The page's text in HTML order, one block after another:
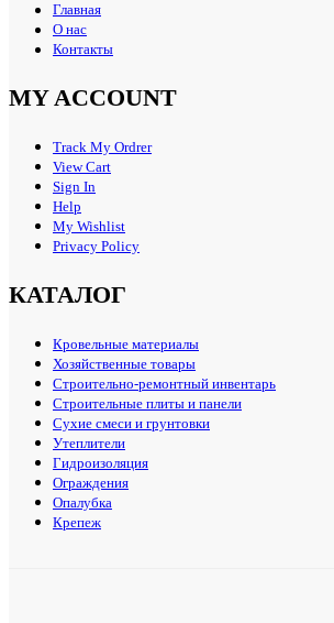
Главная
О нас
Контакты
MY ACCOUNT
Track My Ordrer
View Cart
Sign In
Help
My Wishlist
Privacy Policy
КАТАЛОГ
Кровельные материалы
Хозяйственные товары
Строительно-ремонтный инвентарь
Строительные плиты и панели
Сухие смеси и грунтовки
Утеплители
Гидроизоляция
Ограждения
Опалубка
Крепеж